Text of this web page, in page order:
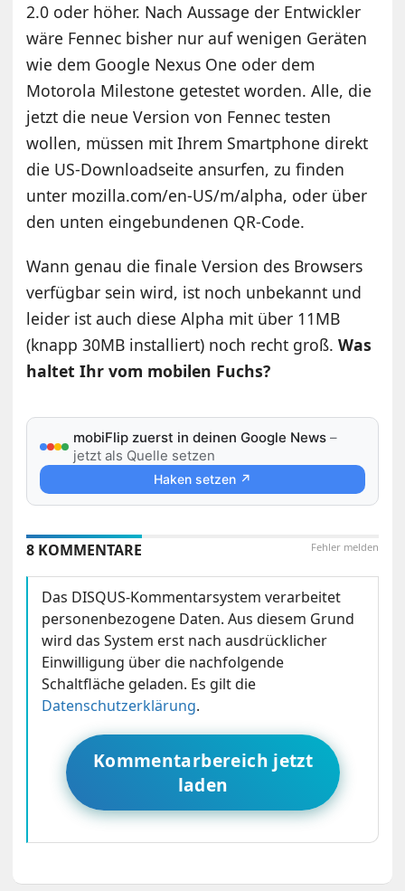
2.0 oder höher. Nach Aussage der Entwickler
wäre Fennec bisher nur auf wenigen Geräten
wie dem Google Nexus One oder dem
Motorola Milestone getestet worden. Alle, die
jetzt die neue Version von Fennec testen
wollen, müssen mit Ihrem Smartphone direkt
die US-Downloadseite ansurfen, zu finden
unter mozilla.com/en-US/m/alpha, oder über
den unten eingebundenen QR-Code.
Wann genau die finale Version des Browsers
verfügbar sein wird, ist noch unbekannt und
leider ist auch diese Alpha mit über 11MB
(knapp 30MB installiert) noch recht groß.Was
haltet Ihr vom mobilen Fuchs?
mobiFlip zuerst in deinen Google News –
jetzt als Quelle setzen
Haken setzen ↗
Fehler melden
8 KOMMENTARE
Das DISQUS-Kommentarsystem verarbeitet
personenbezogene Daten. Aus diesem Grund
wird das System erst nach ausdrücklicher
Einwilligung über die nachfolgende
Schaltfläche geladen. Es gilt die
Datenschutzerklärung.
Kommentarbereich jetzt
laden